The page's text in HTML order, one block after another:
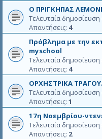
Ο ΠΡΙΓΚΗΠΑΣ
Τελευταία
Απαντήσεις: 4
Πρόβλημα με την
myschool
Τελευταία
Απαντήσεις: 4
ΟΡΧΗΣΤΡΙΚΑ
Τελευταία
Απαντήσεις: 1
17η Νοεμβρίου-
Τελευταία
Απαντήσεις: 2